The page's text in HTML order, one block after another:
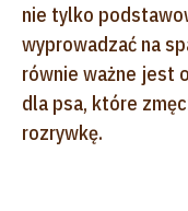
nie tylko
wyprowadzać na
równie ważne jest
dla psa, które
rozrywkę.